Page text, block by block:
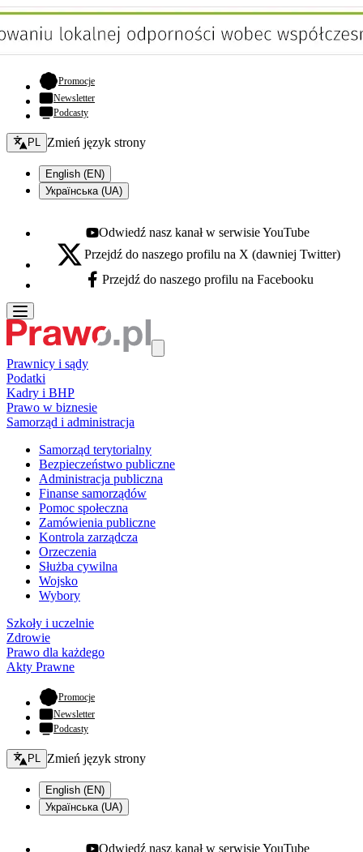
Promocje- otwiera się w nowej karcie
Newsletter
Podcasty
Zmień język - bieżący:
PL Zmień język strony
English (EN)
Українська (UA)
Youtube - otwiera się w nowej karcie
Odwiedź nasz kanał w serwisie YouTube
X - otwiera się w nowej karcie
Przejdź do naszego profilu na X (dawniej Twitter)
Facebook - otwiera się w nowej karcie
Przejdź do naszego profilu na Facebooku
Prawnicy i sądy
Podatki
Kadry i BHP
Prawo w biznesie
Samorząd i administracja
Samorząd terytorialny
Bezpieczeństwo publiczne
Administracja publiczna
Finanse samorządów
Pomoc społeczna
Zamówienia publiczne
Kontrola zarządcza
Orzeczenia
Służba cywilna
Wojsko
Wybory
Szkoły i uczelnie
Zdrowie
Prawo dla każdego
Akty Prawne
Promocje- otwiera się w nowej karcie
Newsletter
Podcasty
Zmień język - bieżący:
PL Zmień język strony
English (EN)
Українська (UA)
Odwiedź nasz kanał w serwisie YouTube